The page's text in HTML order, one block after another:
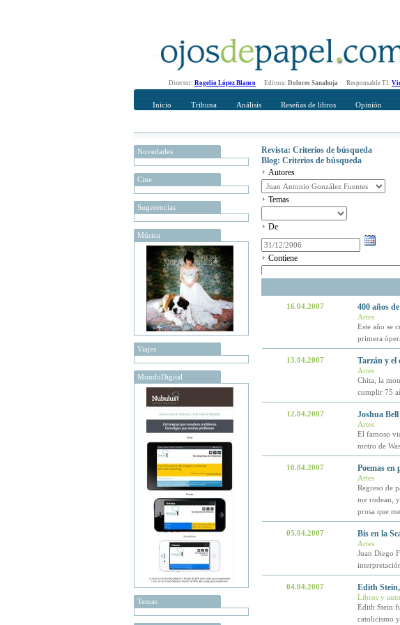
Director: Rogelio López Blanco Editora: Dolores Sanahuja Responsable TI:
Inicio Tribuna Análisis Reseñas de libros Opinión
Novedades
Cine
Sugerencias
Música
Viajes
MundoDigital
Temas
Revista: Criterios de búsqueda
Blog: Criterios de búsqueda
Autores
Temas
De
Contiene
16.04.2007 400 años
Artes
Este año se
primera
13.04.2007 Tarzán y el
Artes
Chita, la
cumplir 75
12.04.2007 Joshua
Artes
El famoso
metro de
10.04.2007 Poemas en
Artes
Regreso de
me rodean,
prosa que
05.04.2007 Bis en la
Artes
Juan Diego
04.04.2007 Edith
Libros y
Edith Stein
catolicismo